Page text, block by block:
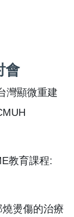
會
灣顯微重建
教育課程:
燙傷的治療